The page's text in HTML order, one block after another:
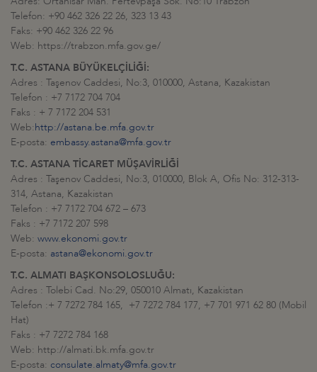
Telefon: +90 462 326 22 26, 323 13 43
Faks: +90 462 326 22 96
Web: https://trabzon.mfa.gov.ge/
T.C. ASTANA BÜYÜKELÇİLİĞİ:
Adres : Taşenov Caddesi, No:3, 010000, Astana, Kazakistan
Telefon : +7 7172 704 704
Faks : + 7 7172 204 531
Web:http://astana.be.mfa.gov.tr
E-posta: embassy.astana@mfa.gov.tr
T.C. ASTANA TİCARET MÜŞAVİRLİĞİ
Adres : Taşenov Caddesi, No:3, 010000, Blok A, Ofis No: 312-313-
314, Astana, Kazakistan
Telefon : +7 7172 704 672 – 673
Faks : +7 7172 207 598
Web: www.ekonomi.gov.tr
E-posta: astana@ekonomi.gov.tr
T.C. ALMATI BAŞKONSOLOSLUĞU:
Adres : Tolebi Cad. No:29, 050010 Almatı, Kazakistan
Telefon :+ 7 7272 784 165, +7 7272 784 177, +7 701 971 62 80 (Mobil
Hat)
Faks : +7 7272 784 168
Web: http://almati.bk.mfa.gov.tr
E-posta: consulate.almaty@mfa.gov.tr